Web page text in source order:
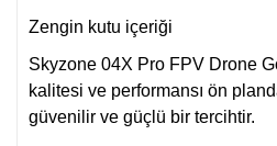
Zengin kutu içeriği
Skyzone 04X Pro FPV Drone
kalitesi ve performansı ön
güvenilir ve güçlü bir tercihtir.